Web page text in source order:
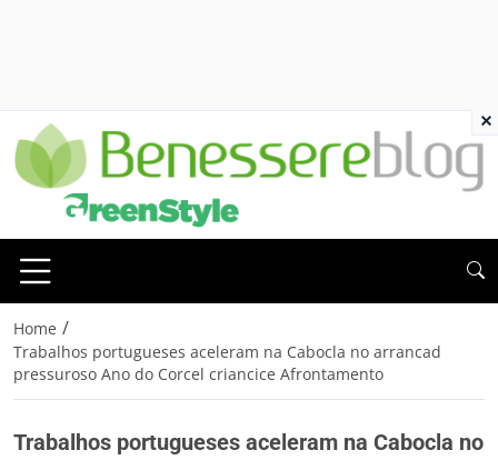
Home /
Trabalhos portugueses aceleram na Cabocla no arrancad
pressuroso Ano do Corcel criancice Afrontamento
Trabalhos portugueses aceleram na Cabocla no
×